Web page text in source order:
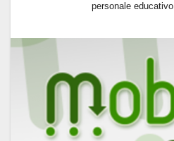
personale educativo